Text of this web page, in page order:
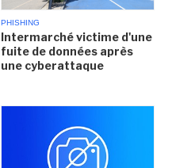
PHISHING
Intermarché victime d'une
fuite de données après
une cyberattaque